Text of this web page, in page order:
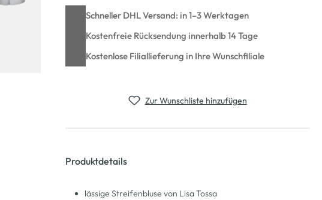
Schneller DHL Versand: in 1–3 Werktagen
Kostenfreie Rücksendung innerhalb 14 Tage
Kostenlose Filiallieferung in Ihre Wunschfiliale
Zur Wunschliste hinzufügen
Produktdetails
lässige Streifenbluse von Lisa Tossa